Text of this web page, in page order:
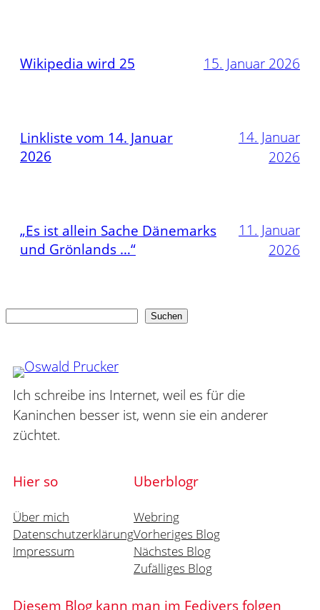
Wikipedia wird 25 15. Januar 2026
Linkliste vom 14. Januar
2026
14. Januar
2026
„Es ist allein Sache Dänemarks
und Grönlands …“
11. Januar
2026
Suchen Suchen
Ich schreibe ins Internet, weil es für die
Kaninchen besser ist, wenn sie ein anderer
züchtet.
Hier so
Über mich
Datenschutzerklärung
Impressum
Uberblogr
Webring
Vorheriges Blog
Nächstes Blog
Zufälliges Blog
Diesem Blog kann man im Fedivers folgen